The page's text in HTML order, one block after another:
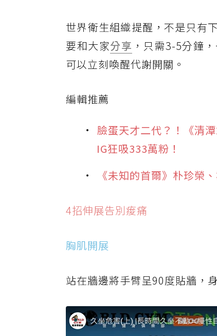
世界衛生組織提醒，不是只有
要和大家分享 ，只需3-5分鐘
可以立刻喚醒代謝開關。
編輯推薦
臉蛋天才二代？！《清
IG狂吸333萬粉！
《未知的首爾》朴珍榮
4招伸展告別痠痛
胸肌開展
站在牆邊將手臂呈90度貼牆，